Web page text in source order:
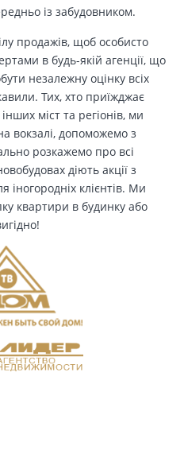
із забудовником.
продажів, щоб особисто
в будь-якій агенції, що
незалежну оцінку всіх
Тих, хто приїжджає
міст та регіонів, ми
вокзалі, допоможемо з
розкажемо про всі
діють акції з
клієнтів. Ми
квартири в будинку або